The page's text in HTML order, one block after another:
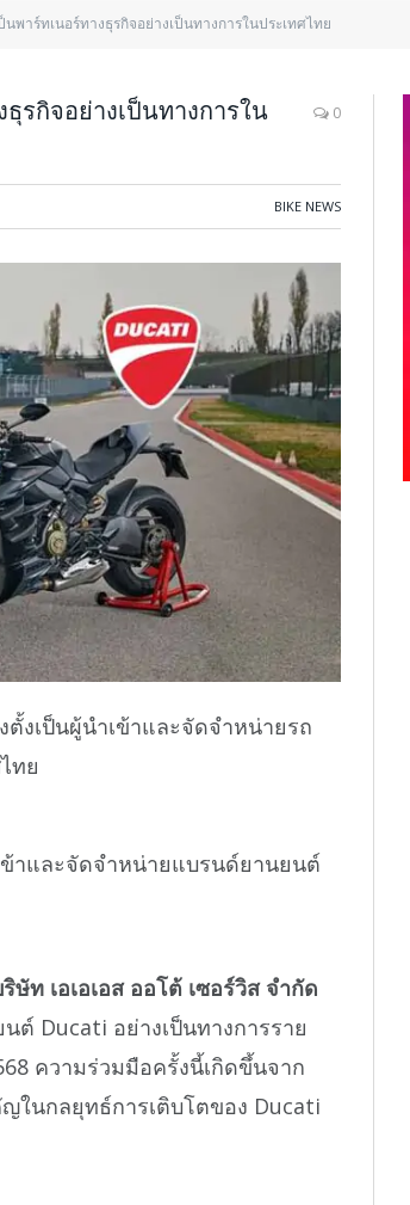
พาร์ทเนอร์ทางธุรกิจอย่างเป็นทางการในประเทศไทย
รกิจอย่างเป็นทางการใน
0
BIKE NEWS
ตั้งเป็นผู้นำเข้าและจัดจำหน่ายรถ
ทย
าและจัดจำหน่ายแบรนด์ยานยนต์
ษัท เอเอเอส ออโต้ เซอร์วิส จำกัด
ต์ Ducati อย่างเป็นทางการราย
ความร่วมมือครั้งนี้เกิดขึ้นจาก
ในกลยุทธ์การเติบโตของ Ducati